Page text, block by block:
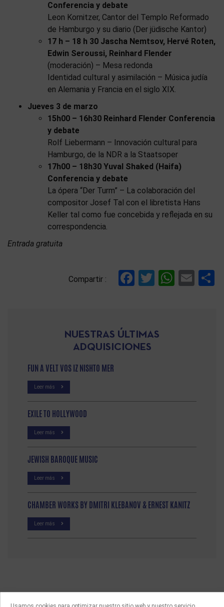
Conferencia y debate
Leon Kornitzer, Cantor del Templo Reformado
de Hamburgo y su diario (Der jüdische Kantor)
17 h – 18 h 30 Jascha Nemtsov, Hervé Roten,
Edwin Seroussi, Reinhard Flender
(moderación) – Mesa redonda
Identidad cultural y asimilación – Música judía
en Alemania y Francia en el siglo XIX.
Jueves 3 de marzo
15h00 – 16h30 Reinhard Flender Conferencia
y debate
Rolf Liebermann – Innovación cultural para
Hamburgo, de la NDR a la Staatsoper
17h00 – 18h30 Yuval Shaked (Haifa)
Conferencia y debate
La ópera “Der Turm” – La colaboración del
compositor Josef Tal con el libretista Hans
Keller tal como fue concebida y reflejada en su
correspondencia.
Entrada gratuita
Compartir : Facebook
Twitter
NUESTRAS ÚLTIMAS
ADQUISICIONES
FUN A VELT VOS IZ NISHTO MER
Leer más
EXILE TO HOLLYWOOD
Leer más
JEWISH BAROQUE MUSIC
Leer más
CHAMBER WORKS BY DMITRI KLEBANOV & ERNEST KANITZ
Leer más